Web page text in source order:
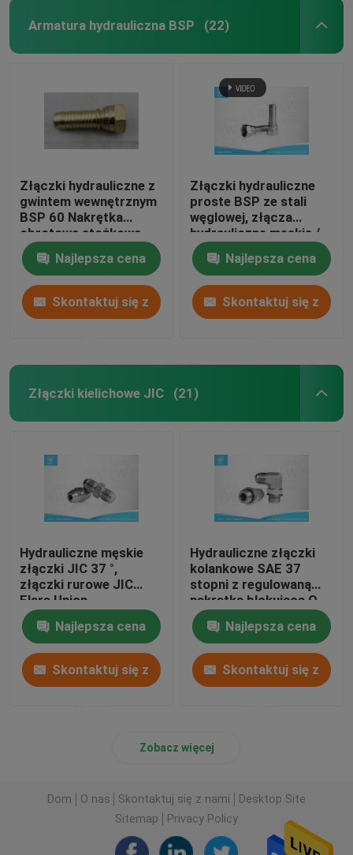
Armatura hydrauliczna BSP (22)
Złączki hydrauliczne z
gwintem wewnętrznym
BSP 60 Nakrętka
obrotowa stożkowa,
części do węży
hydraulicznych
Najlepsza cena
Skontaktuj się z
Złączki hydrauliczne
proste BSP ze stali
węglowej, złącza
hydrauliczne męskie /
żeńskie
Najlepsza cena
Skontaktuj się z
Złączki kielichowe JIC (21)
Hydrauliczne męskie
złączki JIC 37 °,
złączki rurowe JIC
Flare Union
Najlepsza cena
Skontaktuj się z
Hydrauliczne złączki
kolankowe SAE 37
stopni z regulowaną
nakrętką blokującą O-
ring
Najlepsza cena
Skontaktuj się z
Zobacz więcej
Dom O nas Skontaktuj się z nami
Desktop Site
Sitemap
Privacy Policy